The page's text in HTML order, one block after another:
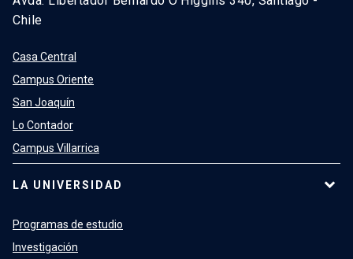
Chile
Casa Central
Campus Oriente
San Joaquín
Lo Contador
Campus Villarrica
LA UNIVERSIDAD
Programas de estudio
Investigación